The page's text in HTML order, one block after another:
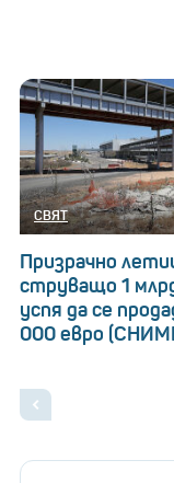
СВЯТ
Призрачно
струващо 1
успя да се
000 евро